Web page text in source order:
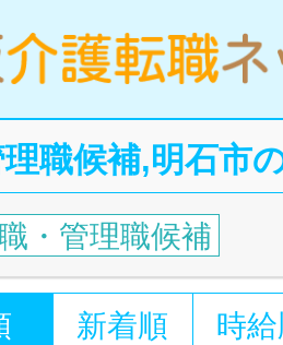
職候補,明石市
・管理職候補
新着順 時